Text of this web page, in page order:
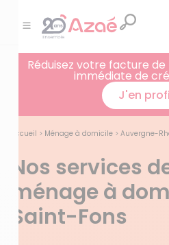
Réduisez votre facture
immédiate de
J'en
Accueil > Ménage à domicile > Auvergne-
Nos services
ménage à
Saint-Fons